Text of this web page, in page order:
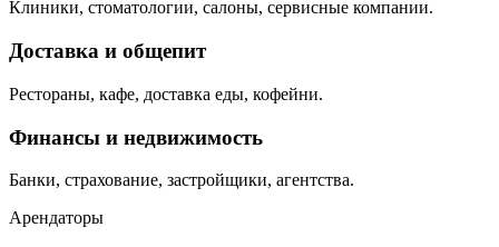
Клиники, стоматологии, салоны, сервисные компании.
Доставка и общепит
Рестораны, кафе, доставка еды, кофейни.
Финансы и недвижимость
Банки, страхование, застройщики, агентства.
Арендаторы